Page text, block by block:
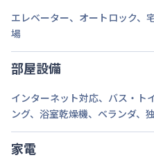
エレベーター、 オートロック、
場
部屋設備
インターネット対応、 バス・ト
ング、 浴室乾燥機、 ベランダ、
家電